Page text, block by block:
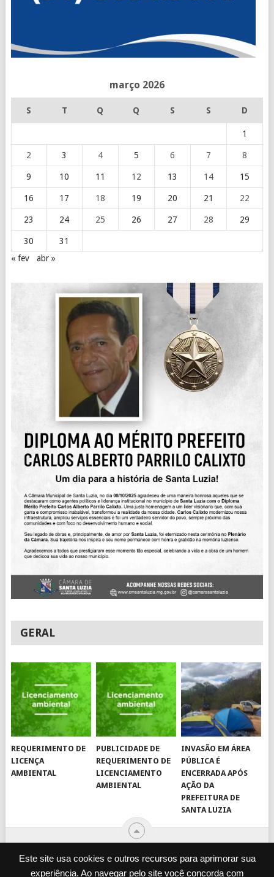
Este site usa cookies e outros recursos para aprimorar sua
experiência. Ao navegar pelo site você concorda com
março 2026
S T Q Q S S D
1
2 3 4 5 6 7 8
9 10 11 12 13 14 15
16 17 18 19 20 21 22
23 24 25 26 27 28 29
30
31
« fev
abr »
GERAL
REQUERIMENTO DE
LICENÇA
AMBIENTAL
PUBLICIDADE DE
REQUERIMENTO DE
LICENCIAMENTO
AMBIENTAL
INVASÃO EM ÁREA
PÚBLICA É
ENCERRADA APÓS
AÇÃO DA
PREFEITURA DE
SANTA LUZIA